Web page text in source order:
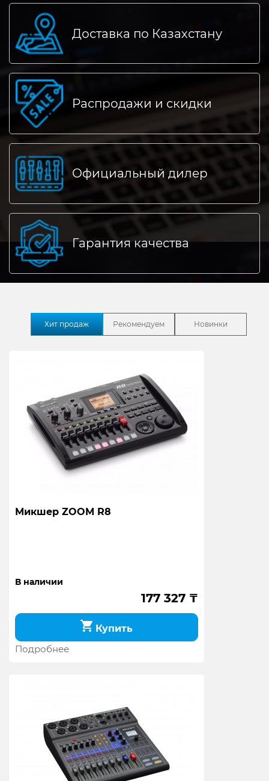
Доставка по Казахстану
Распродажи и скидки
Официальный дилер
Гарантия качества
Хит продаж Рекомендуем Новинки
Микшер ZOOM R8
В наличии
177 327 ₸
Купить
Подробнее